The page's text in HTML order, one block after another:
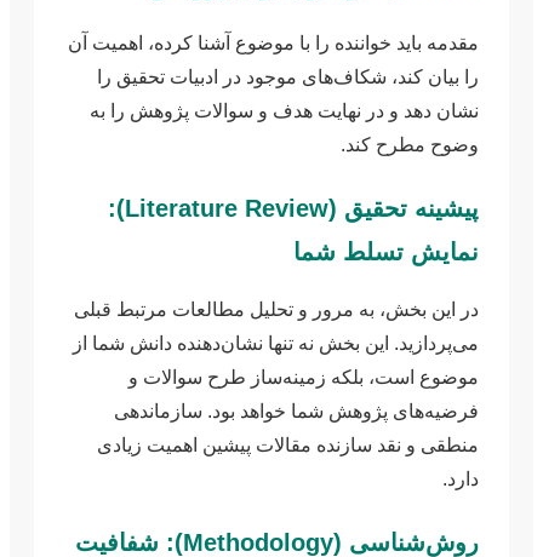
مقدمه باید خواننده را با موضوع آشنا کرده، اهمیت آن
را بیان کند، شکاف‌های موجود در ادبیات تحقیق را
نشان دهد و در نهایت هدف و سوالات پژوهش را به
وضوح مطرح کند.
پیشینه تحقیق (Literature Review):
نمایش تسلط شما
در این بخش، به مرور و تحلیل مطالعات مرتبط قبلی
می‌پردازید. این بخش نه تنها نشان‌دهنده دانش شما از
موضوع است، بلکه زمینه‌ساز طرح سوالات و
فرضیه‌های پژوهش شما خواهد بود. سازماندهی
منطقی و نقد سازنده مقالات پیشین اهمیت زیادی
دارد.
روش‌شناسی (Methodology): شفافیت